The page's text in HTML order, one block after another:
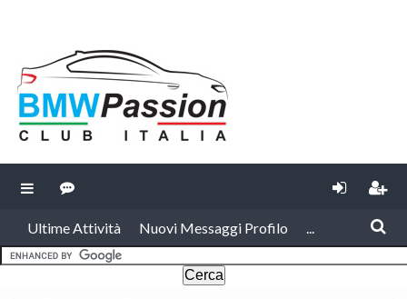
Ultime Attività Nuovi Messaggi Profilo ...